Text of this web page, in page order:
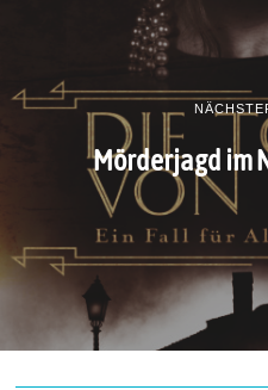
Mörderjagd im